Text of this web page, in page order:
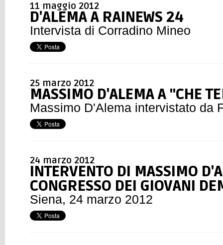
11 maggio 2012
D'ALEMA A RAINEWS 24
Intervista di Corradino Mineo
25 marzo 2012
MASSIMO D'ALEMA A "CHE
Massimo D'Alema intervistato da
24 marzo 2012
INTERVENTO DI MASSIMO
CONGRESSO DEI GIOVANI
Siena, 24 marzo 2012